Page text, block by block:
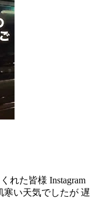
れた皆様 Instagram
寒い天気でしたが 遅